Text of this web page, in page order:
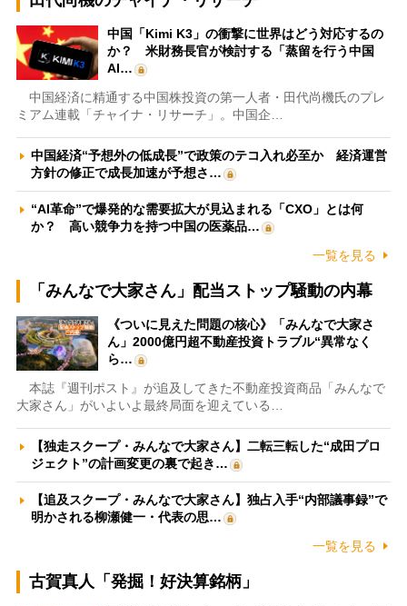
中国「Kimi K3」の衝撃に世界はどう対応するの
か？ 米財務長官が検討する「蒸留を行う中国
AI…
中国経済に精通する中国株投資の第一人者・田代尚機氏のプレ
ミアム連載「チャイナ・リサーチ」。中国企…
中国経済“予想外の低成長”で政策のテコ入れ必至か 経済運営
方針の修正で成長加速が予想さ…
“AI革命”で爆発的な需要拡大が見込まれる「CXO」とは何
か？ 高い競争力を持つ中国の医薬品…
一覧を見る
「みんなで大家さん」配当ストップ騒動の内幕
《ついに見えた問題の核心》「みんなで大家さ
ん」2000億円超不動産投資トラブル“異常なく
ら…
本誌『週刊ポスト』が追及してきた不動産投資商品「みんなで
大家さん」がいよいよ最終局面を迎えている…
【独走スクープ・みんなで大家さん】二転三転した“成田プロ
ジェクト”の計画変更の裏で起き…
【追及スクープ・みんなで大家さん】独占入手“内部議事録”で
明かされる柳瀬健一・代表の思…
一覧を見る
古賀真人「発掘！好決算銘柄」